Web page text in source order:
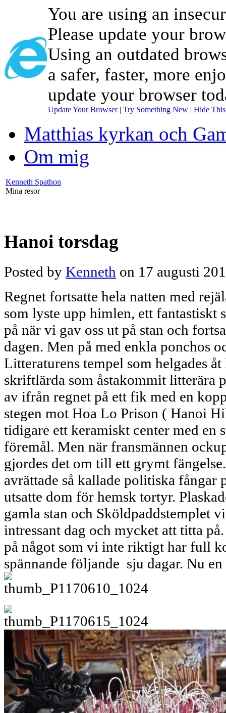
You are using an
Please update your
Using an outdated
a safer, faster, more
update your browser
Update Your Browser| Try Something New | Hide
Matthias kyrkan och
Om mig
Kenneth Spathon
Mina resor
Hanoi torsdag
Posted by Kenneth on 17 augusti
Regnet fortsatte hela natten med
som lyste upp himlen, ett fantastiskt
på när vi gav oss ut på stan och
dagen. Men på med enkla ponchos
Litteraturens tempel som helgades
skriftlärda som åstakommit litterära
av ifrån regnet på ett fik med en
stegen mot Hoa Lo Prison ( Hanoi
tidigare ett keramiskt center med en
föremål. Men när fransmännen
gjordes det om till ett grymt
avrättade så kallade politiska fångar
utsatte dom för hemsk tortyr.
gamla stan och Sköldpaddstemplet
intressant dag och mycket att titta
på något som vi inte riktigt har full
spännande följande sju dagar. Nu